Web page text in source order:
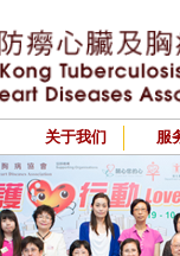
关于我们 服